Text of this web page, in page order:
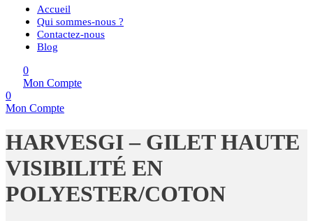
Accueil
Qui sommes-nous ?
Contactez-nous
Blog
0
Mon Compte
0
Mon Compte
HARVESGI – GILET HAUTE
VISIBILITÉ EN
POLYESTER/COTON